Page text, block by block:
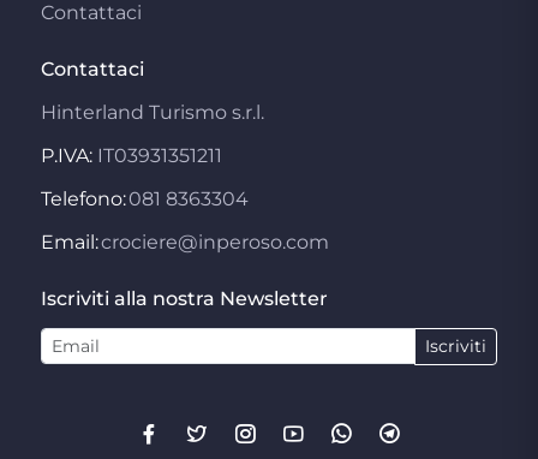
Contattaci
Contattaci
Hinterland Turismo s.r.l.
P.IVA: IT03931351211
Telefono:081 8363304
Email:crociere@inperoso.com
Iscriviti alla nostra Newsletter
Iscriviti